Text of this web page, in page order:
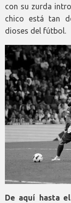
con su zurda
chico está tan
dioses del fútbol.
De aquí hasta